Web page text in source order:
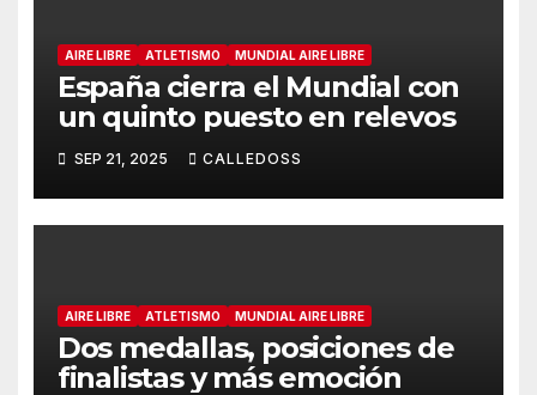
AIRE LIBRE ATLETISMO MUNDIAL AIRE LIBRE
España cierra el Mundial con
un quinto puesto en relevos
SEP 21, 2025 CALLEDOSS
AIRE LIBRE ATLETISMO MUNDIAL AIRE LIBRE
Dos medallas, posiciones de
finalistas y más emoción